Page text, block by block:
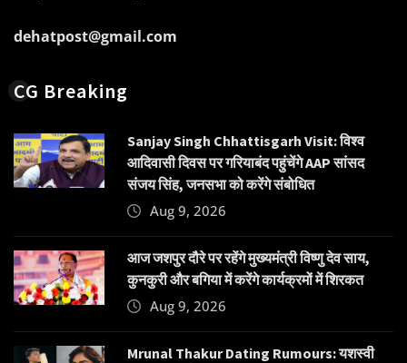
dehatpost@gmail.com
CG Breaking
Sanjay Singh Chhattisgarh Visit: विश्व
आदिवासी दिवस पर गरियाबंद पहुंचेंगे AAP सांसद
संजय सिंह, जनसभा को करेंगे संबोधित
Aug 9, 2026
आज जशपुर दौरे पर रहेंगे मुख्यमंत्री विष्णु देव साय,
कुनकुरी और बगिया में करेंगे कार्यक्रमों में शिरकत
Aug 9, 2026
Mrunal Thakur Dating Rumours: यशस्वी